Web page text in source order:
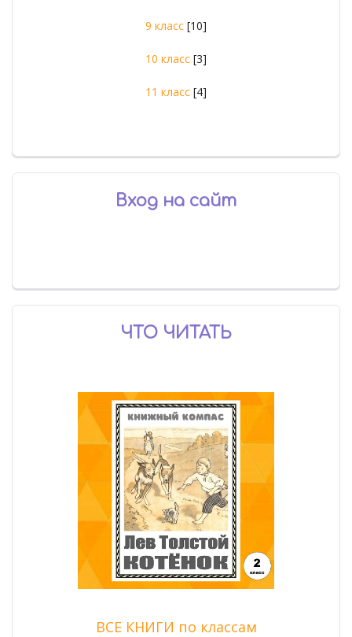
9 класс [10]
10 класс [3]
11 класс [4]
Вход на сайт
ЧТО ЧИТАТЬ
ВСЕ КНИГИ по классам